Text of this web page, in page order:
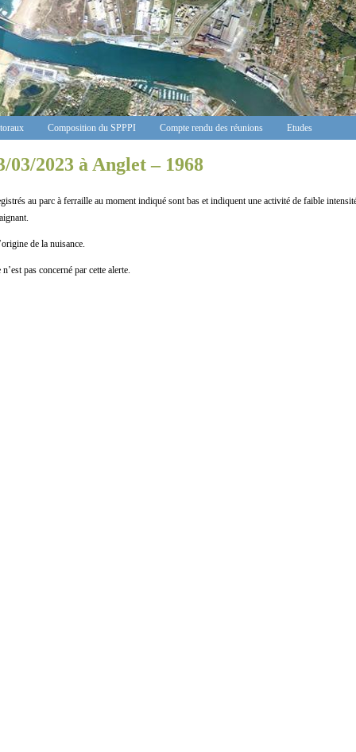
Composition du SPPPI Compte rendu des réunions Etudes
2023 à Anglet – 1968
au parc à ferraille au moment indiqué sont bas et indiquent une activité de faible
de la nuisance.
pas concerné par cette alerte.